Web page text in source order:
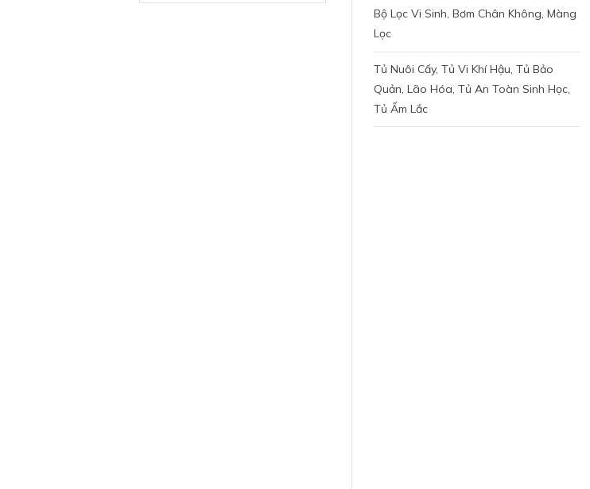
Bộ Lọc Vi Sinh, Bơm Chân Không, Màng
Lọc
Tủ Nuôi Cấy, Tủ Vi Khí Hậu, Tủ Bảo
Quản, Lão Hóa, Tủ An Toàn Sinh Học,
Tủ Ấm Lắc